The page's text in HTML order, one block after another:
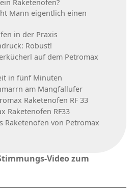
Raketenofen?
Mann eigentlich einen
in der Praxis
Robust!
auf dem Petromax
in fünf Minuten
am Mangfallufer
Raketenofen RF 33
Raketenofen RF33
Raketenofen von Petromax
Video zum